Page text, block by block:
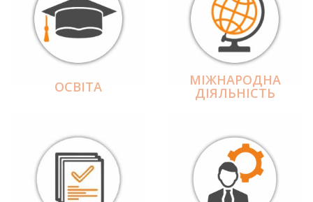
ОСВІТА МІЖНАРОДНА
ДІЯЛЬНІCТЬ